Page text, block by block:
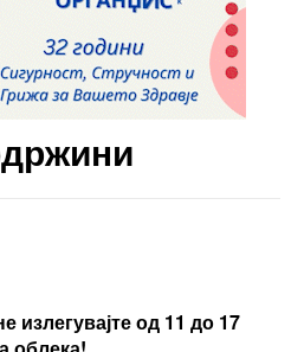
излегувајте од 11 до 17